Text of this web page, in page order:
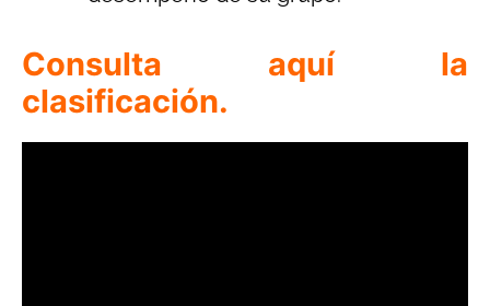
Consulta aquí la
clasificación.